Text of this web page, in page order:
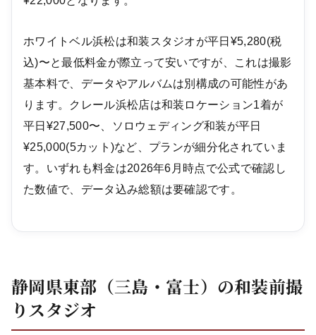
ホワイトベル浜松は和装スタジオが平日¥5,280(税
込)〜と最低料金が際立って安いですが、これは撮影
基本料で、データやアルバムは別構成の可能性があ
ります。クレール浜松店は和装ロケーション1着が
平日¥27,500〜、ソロウェディング和装が平日
¥25,000(5カット)など、プランが細分化されていま
す。いずれも料金は2026年6月時点で公式で確認し
た数値で、データ込み総額は要確認です。
静岡県東部（三島・富士）の和装前撮
りスタジオ